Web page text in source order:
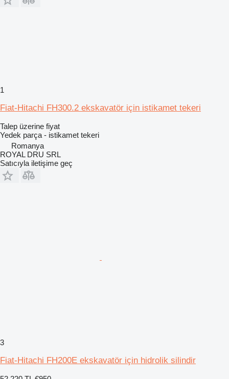
1
Fiat-Hitachi FH300.2 ekskavatör için istikamet tekeri
Talep üzerine fiyat
Yedek parça - istikamet tekeri
Romanya
ROYAL DRU SRL
Satıcıyla iletişime geç
3
Fiat-Hitachi FH200E ekskavatör için hidrolik silindir